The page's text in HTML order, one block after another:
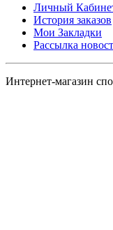
Личный
История заказов
Мои Закладки
Рассылка
Интернет-магазин